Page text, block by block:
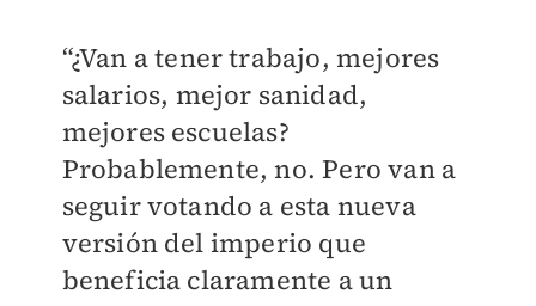
“¿Van a tener trabajo, mejores
salarios, mejor sanidad,
mejores escuelas?
Probablemente, no. Pero van a
seguir votando a esta nueva
versión del imperio que
beneficia claramente a un